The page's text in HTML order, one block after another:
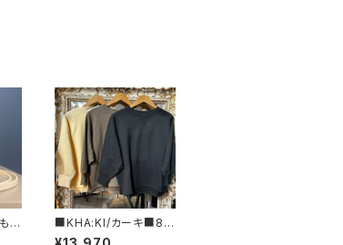
の
■KHA:KI/カーキ■8分
袖スウェットシャツ■MI